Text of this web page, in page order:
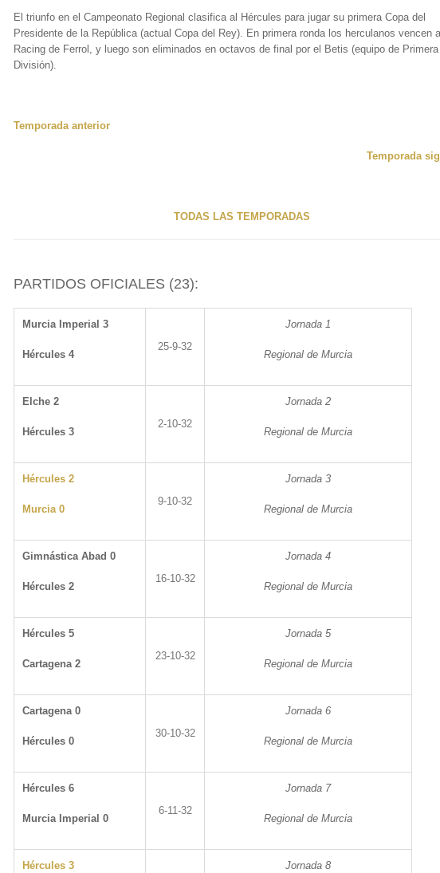
El triunfo en el Campeonato Regional clasifica al Hércules para jugar su primera Copa del
Presidente de la República (actual Copa del Rey). En primera ronda los herculanos vencen al
Racing de Ferrol, y luego son eliminados en octavos de final por el Betis (equipo de Primera
División).
Temporada anterior
Temporada
TODAS LAS TEMPORADAS
PARTIDOS OFICIALES (23):
Murcia Imperial 3
Hércules 4
25-9-32
Jornada 1
Regional de Murcia
Elche 2
Hércules 3
2-10-32
Jornada 2
Regional de Murcia
Hércules 2
Murcia 0
9-10-32
Jornada 3
Regional de Murcia
Gimnástica Abad 0
Hércules 2
16-10-32
Jornada 4
Regional de Murcia
Hércules 5
Cartagena 2
23-10-32
Jornada 5
Regional de Murcia
Cartagena 0
Hércules 0
30-10-32
Jornada 6
Regional de Murcia
Hércules 6
Murcia Imperial 0
6-11-32
Jornada 7
Regional de Murcia
Hércules 3 Jornada 8